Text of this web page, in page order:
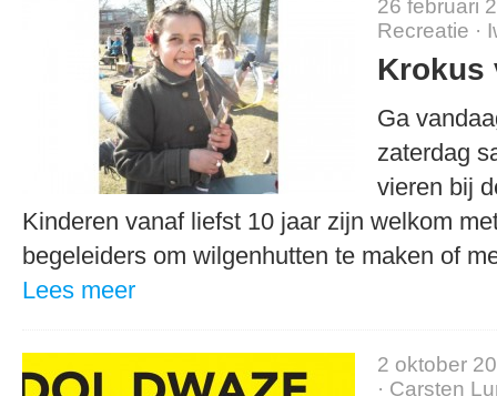
26 februari
Recreatie ·
Krokus
Ga
zaterdag
vieren bij
Kinderen vanaf liefst 10 jaar zijn welkom
begeleiders om wilgenhutten te maken of
Lees meer
2 oktober
· Carsten